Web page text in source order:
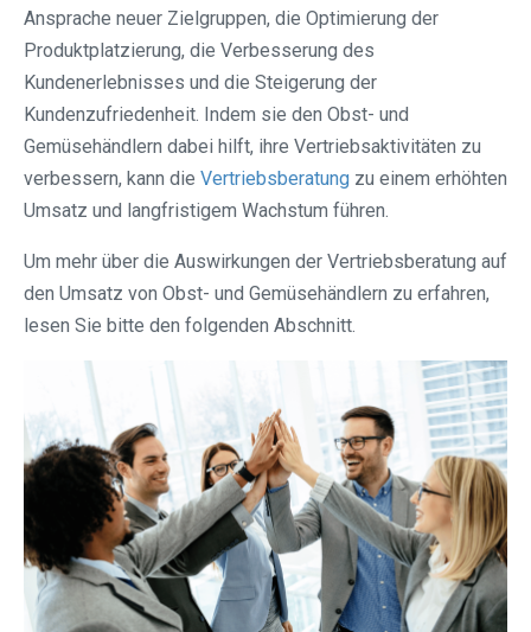
Ansprache neuer Zielgruppen, die Optimierung der
Produktplatzierung, die Verbesserung des
Kundenerlebnisses und die Steigerung der
Kundenzufriedenheit. Indem sie den Obst- und
Gemüsehändlern dabei hilft, ihre Vertriebsaktivitäten zu
verbessern, kann die Vertriebsberatung zu einem erhöhten
Umsatz und langfristigem Wachstum führen.
Um mehr über die Auswirkungen der Vertriebsberatung auf
den Umsatz von Obst- und Gemüsehändlern zu erfahren,
lesen Sie bitte den folgenden Abschnitt.